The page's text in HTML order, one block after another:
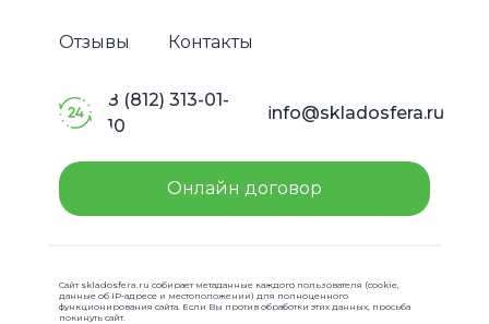
Отзывы Контакты
Онлайн договор
8 (812) 313-01-
10
info@skladosfera.ru
Сайт skladosfera.ru собирает метаданные каждого пользователя (cookie,
данные об IP-адресе и местоположении) для полноценного
функционирования сайта. Если Вы против обработки этих данных, просьба
покинуть сайт.